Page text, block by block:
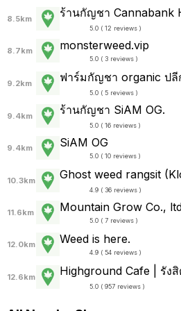
8.5km ร้านกัญชา Cannabank
5.0 ( 12 reviews )
8.7km monsterweed.vip
5.0 ( 3 reviews )
9.2km ฟาร์มกัญชา organic ปลี
5.0 ( 5 reviews )
9.4km ร้านกัญชา SiAM OG.
5.0 ( 16 reviews )
9.4km SiAM OG
5.0 ( 10 reviews )
10.3km Ghost weed rangsit
4.9 ( 36 reviews )
11.6km Mountain Grow Co.,
5.0 ( 7 reviews )
12.0km Weed is here.
4.9 ( 54 reviews )
12.6km Highground Cafe | รัง
5.0 ( 957 reviews )